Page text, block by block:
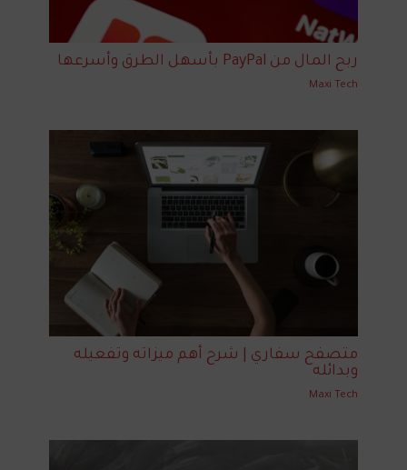
ربح المال من PayPal بأسهل الطرق وأسرعها
Maxi Tech
متصفح سفاري | شرح أهم ميزاته وتفعيله
وبدائله
Maxi Tech